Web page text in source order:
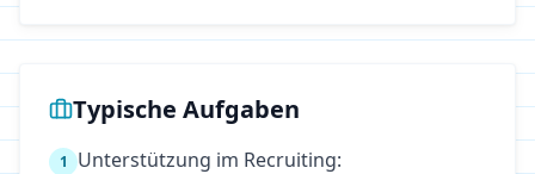
Typische Aufgaben
1
Unterstützung im Recruiting: